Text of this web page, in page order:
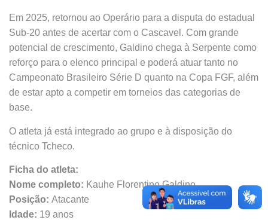
Em 2025, retornou ao Operário para a disputa do estadual
Sub-20 antes de acertar com o Cascavel. Com grande
potencial de crescimento, Galdino chega à Serpente como
reforço para o elenco principal e poderá atuar tanto no
Campeonato Brasileiro Série D quanto na Copa FGF, além
de estar apto a competir em torneios das categorias de
base.
O atleta já está integrado ao grupo e à disposição do
técnico Tcheco.
Ficha do atleta:
Nome completo: Kauhe Florentino Galdino
Posição: Atacante
Idade: 19 anos